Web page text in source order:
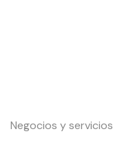
Negocios y servicios